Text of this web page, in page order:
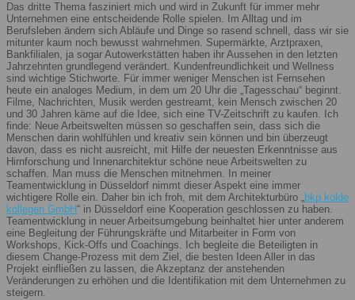
Das dritte Thema fasziniert mich und wird in Zukunft für immer mehr
Unternehmen eine entscheidende Rolle spielen. Im Alltag und im
Berufsleben ändern sich Abläufe und Dinge so rasend schnell, dass wir sie
mitunter kaum noch bewusst wahrnehmen. Supermärkte, Arztpraxen,
Bankfilialen, ja sogar Autowerkstätten haben ihr Aussehen in den letzten
Jahrzehnten grundlegend verändert. Kundenfreundlichkeit und Wellness
sind wichtige Stichworte. Für immer weniger Menschen ist Fernsehen
heute ein analoges Medium, in dem um 20 Uhr die „Tagesschau“ beginnt.
Filme, Nachrichten, Musik werden gestreamt, kein Mensch zwischen 20
und 30 Jahren käme auf die Idee, sich eine TV-Zeitschrift zu kaufen. Ich
finde: Neue Arbeitswelten müssen so geschaffen sein, dass sich die
Menschen darin wohlfühlen und kreativ sein können und bin überzeugt
davon, dass es nicht ausreicht, mit Hilfe der neuesten Erkenntnisse aus
Hirnforschung und Innenarchitektur schöne neue Arbeitswelten zu
schaffen. Man muss die Menschen mitnehmen. In meiner
Teamentwicklung in Düsseldorf nimmt dieser Aspekt eine immer
wichtigere Rolle ein. Daher bin ich froh, mit dem Architekturbüro „bkp kolde
kollegen GmbH“ in Düsseldorf eine Kooperation geschlossen zu haben.
Teamentwicklung in neuer Arbeitsumgebung beinhaltet hier unter anderem
eine Begleitung der Führungskräfte und Mitarbeiter in Form von
Workshops, Kick-Offs und Coachings. Ich begleite die Beteiligten in
diesem Change-Prozess mit dem Ziel, die besten Ideen Aller in das
Projekt einfließen zu lassen, die Akzeptanz der anstehenden
Veränderungen zu erhöhen und die Identifikation mit dem Unternehmen zu
steigern.